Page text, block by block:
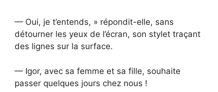
— Oui, je t’entends, » répondit-elle, sans
détourner les yeux de l’écran, son stylet traçant
des lignes sur la surface.
— Igor, avec sa femme et sa fille, souhaite
passer quelques jours chez nous !